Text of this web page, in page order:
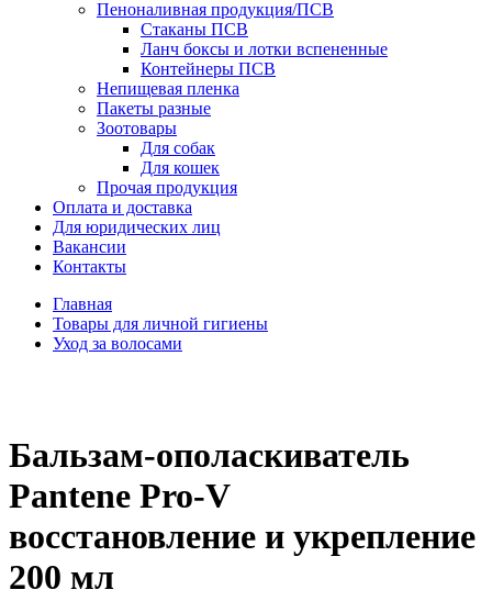
Пеноналивная продукция/ПСВ
Стаканы ПСВ
Ланч боксы и лотки вспененные
Контейнеры ПСВ
Непищевая пленка
Пакеты разные
Зоотовары
Для собак
Для кошек
Прочая продукция
Оплата и доставка
Для юридических лиц
Вакансии
Контакты
Главная
Товары для личной гигиены
Уход за волосами
Бальзам-ополаскиватель
Pantene Pro-V
восстановление и укрепление
200 мл